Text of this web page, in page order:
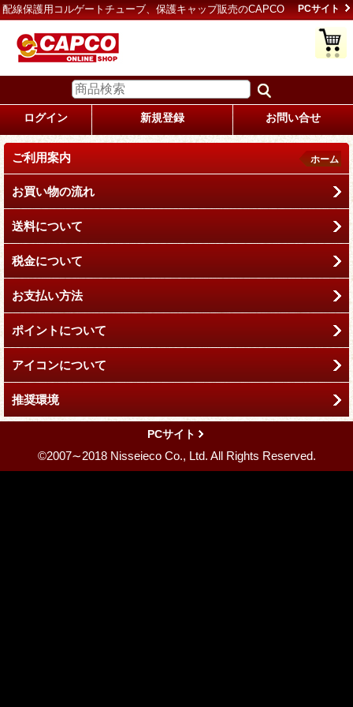
配線保護用コルゲートチューブ、保護キャップ販売のCAPCO PCサイト
ログイン 新規登録 お問い合せ
ご利用案内 ホーム
お買い物の流れ
送料について
税金について
お支払い方法
ポイントについて
アイコンについて
推奨環境
PCサイト
©2007∼2018 Nisseieco Co., Ltd. All Rights Reserved.